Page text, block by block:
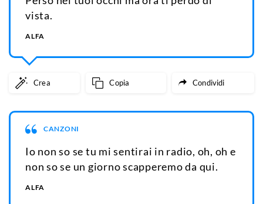
vista.
ALFA
Crea Copia Condividi
CANZONI
Io non so se tu mi sentirai in radio, oh, oh e
non so se un giorno scapperemo da qui.
ALFA